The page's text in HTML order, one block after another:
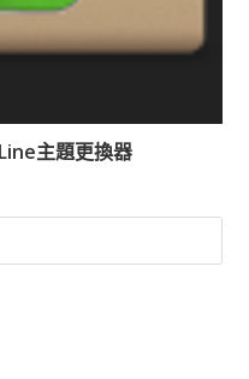
主題更換器